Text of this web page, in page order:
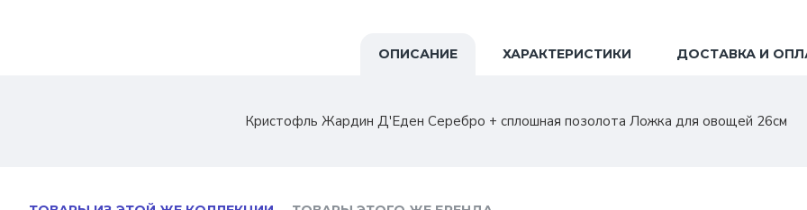
ОПИСАНИЕ ХАРАКТЕРИСТИКИ ДОСТАВКА И
Кристофль Жардин Д'Еден Серебро + сплошная позолота Ложка для овощей 26см